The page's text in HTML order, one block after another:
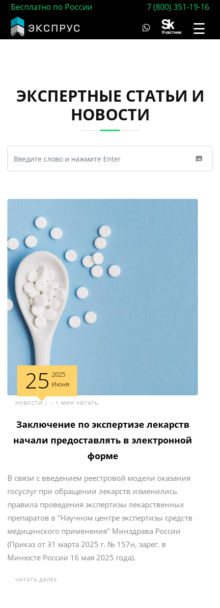
Бесплатно по России 7 (800) 351-19-16
☰
ЭКСПЕРТНЫЕ СТАТЬИ И
НОВОСТИ
25 2025
Июня
НОВОСТИ | ~ 1 МИН ЧИТАТЬ
Заключение по экспертизе лекарств
начали предоставлять в электронной
форме
В связи с введением реестровой модели оказания
госуслуг при обращении лекарств изменились
правила проведения экспертизы лекарственных
препаратов в "Научном центре экспертизы средств
медицинского применения" Минздрава России
(Приказ от 31 марта 2025 г. № 157н, зарег. в
Минюсте России 16 мая 2025 года).
ЧИТАТЬ ДАЛЕЕ